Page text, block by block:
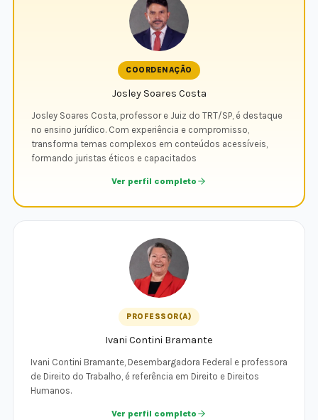
COORDENAÇÃO
Josley Soares Costa
Josley Soares Costa, professor e Juiz do TRT/SP, é destaque
no ensino jurídico. Com experiência e compromisso,
transforma temas complexos em conteúdos acessíveis,
formando juristas éticos e capacitados
Ver perfil completo
PROFESSOR(A)
Ivani Contini Bramante
Ivani Contini Bramante, Desembargadora Federal e professora
de Direito do Trabalho, é referência em Direito e Direitos
Humanos.
Ver perfil completo